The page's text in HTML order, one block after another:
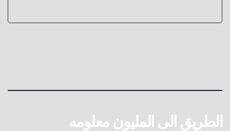
الطريق الى المليون معلومه